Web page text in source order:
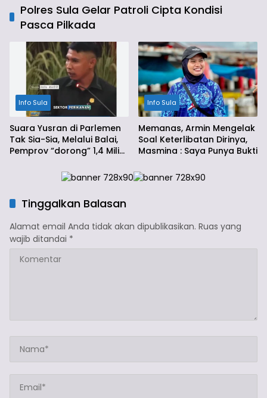
Polres Sula Gelar Patroli Cipta Kondisi
Pasca Pilkada
Info Sula
Suara Yusran di Parlemen
Tak Sia-Sia, Melalui Balai,
Pemprov “dorong” 1,4 Miliar
Info Sula
Memanas, Armin Mengelak
Soal Keterlibatan Dirinya,
Masmina : Saya Punya Bukti
Tinggalkan Balasan
Alamat email Anda tidak akan dipublikasikan. Ruas yang
wajib ditandai *